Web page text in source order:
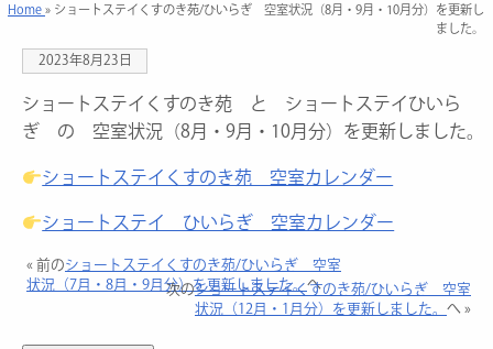
Home» ショートステイくすのき苑/ひいらぎ 空室状況（8月・9月・10月分）を更新し
ました。
2023年8月23日
ショートステイくすのき苑 と ショートステイひいら
ぎ の 空室状況（8月・9月・10月分）を更新しました。
ショートステイくすのき苑 空室カレンダー
ショートステイ ひいらぎ 空室カレンダー
« 前のショートステイくすのき苑/ひいらぎ 空室
状況（7月・8月・9月分）を更新しました。へ
次のショートステイくすのき苑/ひいらぎ 空室
状況（12月・1月分）を更新しました。 へ »